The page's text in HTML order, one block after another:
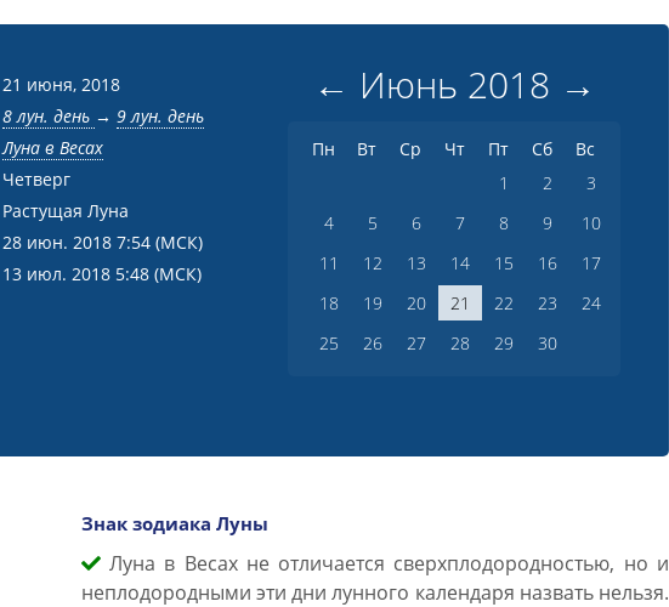
21 июня, 2018
8 лун. день → 9 лун. день
Луна в Весах
Четверг
Растущая Луна
28 июн. 2018 7:54 (МСК)
13 июл. 2018 5:48 (МСК)
← Июнь 2018 →
Пн Вт Ср Чт Пт Сб
Вс
1
2
3
4
5 6 7 8 9
10
11
12 13 14 15 16
17
18
19 20 21 22 23
24
25
26 27 28 29 30
Знак зодиака Луны
Луна в Весах не отличается сверхплодородностью, но и
неплодородными эти дни лунного календаря назвать нельзя.